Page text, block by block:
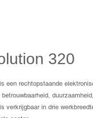
320
een rechtopstaande
verkrijgbaar in drie